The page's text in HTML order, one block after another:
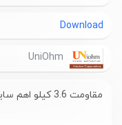
Download
مقاومت 3.6 کیلو اهم سایز 1206